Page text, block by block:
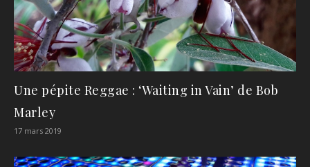
Une pépite Reggae : ‘Waiting in Vain’ de Bob
Marley
17 mars 2019